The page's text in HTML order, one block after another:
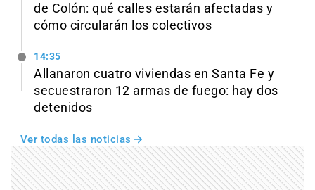
de Colón: qué calles estarán afectadas y
cómo circularán los colectivos
14:35
Allanaron cuatro viviendas en Santa Fe y
secuestraron 12 armas de fuego: hay dos
detenidos
Ver todas las noticias